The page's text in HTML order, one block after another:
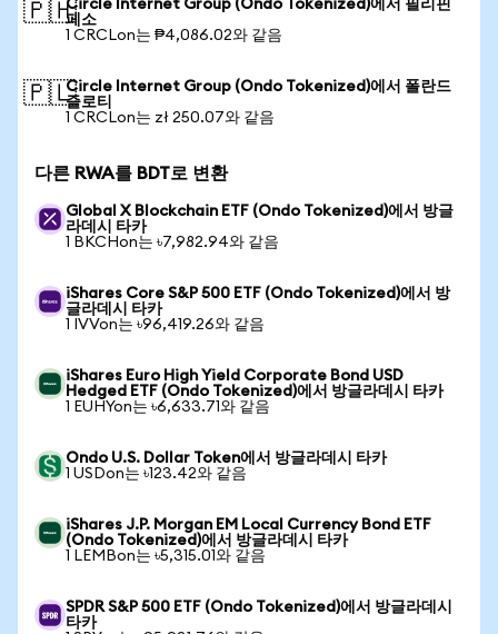
🇵🇭Circle Internet Group (Ondo Tokenized)에서 필리핀
페소
1 CRCLon는 ₱4,086.02와 같음
🇵🇱Circle Internet Group (Ondo Tokenized)에서 폴란드
즐로티
1 CRCLon는 zł 250.07와 같음
다른 RWA를 BDT로 변환
Global X Blockchain ETF (Ondo Tokenized)에서 방글
라데시 타카
1 BKCHon는 ৳7,982.94와 같음
iShares Core S&P 500 ETF (Ondo Tokenized)에서 방
글라데시 타카
1 IVVon는 ৳96,419.26와 같음
iShares Euro High Yield Corporate Bond USD
Hedged ETF (Ondo Tokenized)에서 방글라데시 타카
1 EUHYon는 ৳6,633.71와 같음
Ondo U.S. Dollar Token에서 방글라데시 타카
1 USDon는 ৳123.42와 같음
iShares J.P. Morgan EM Local Currency Bond ETF
(Ondo Tokenized)에서 방글라데시 타카
1 LEMBon는 ৳5,315.01와 같음
SPDR S&P 500 ETF (Ondo Tokenized)에서 방글라데시
타카